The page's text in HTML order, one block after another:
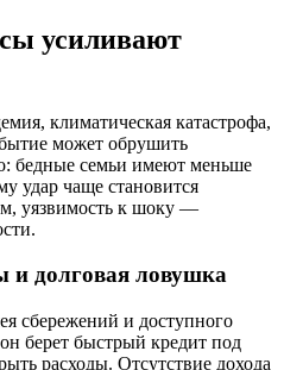
усиливают
климатическая катастрофа,
может обрушить
бедные семьи имеют меньше
удар чаще становится
уязвимость к шоку —
и долговая ловушка
сбережений и доступного
берет быстрый кредит под
расходы. Отсутствие дохода